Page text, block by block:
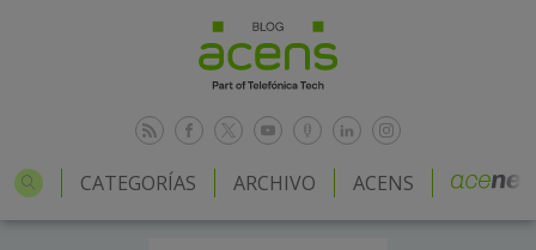
CATEGORÍAS ARCHIVO ACENS